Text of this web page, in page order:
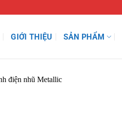
GIỚI THIỆU SẢN PHẨM